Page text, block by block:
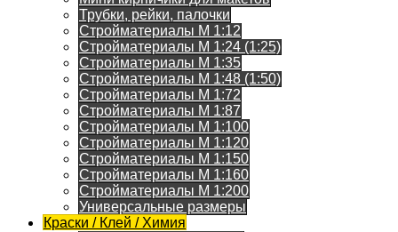
Трубки, рейки, палочки
Стройматериалы M 1:12
Стройматериалы M 1:24 (1:25)
Стройматериалы M 1:35
Стройматериалы M 1:48 (1:50)
Стройматериалы M 1:72
Стройматериалы M 1:87
Стройматериалы M 1:100
Стройматериалы M 1:120
Стройматериалы M 1:150
Стройматериалы M 1:160
Стройматериалы M 1:200
Универсальные размеры
Краски / Клей / Химия